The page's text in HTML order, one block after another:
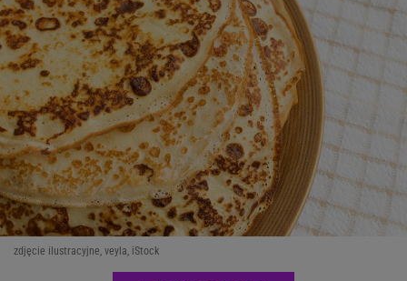
zdjęcie ilustracyjne, veyla, iStock